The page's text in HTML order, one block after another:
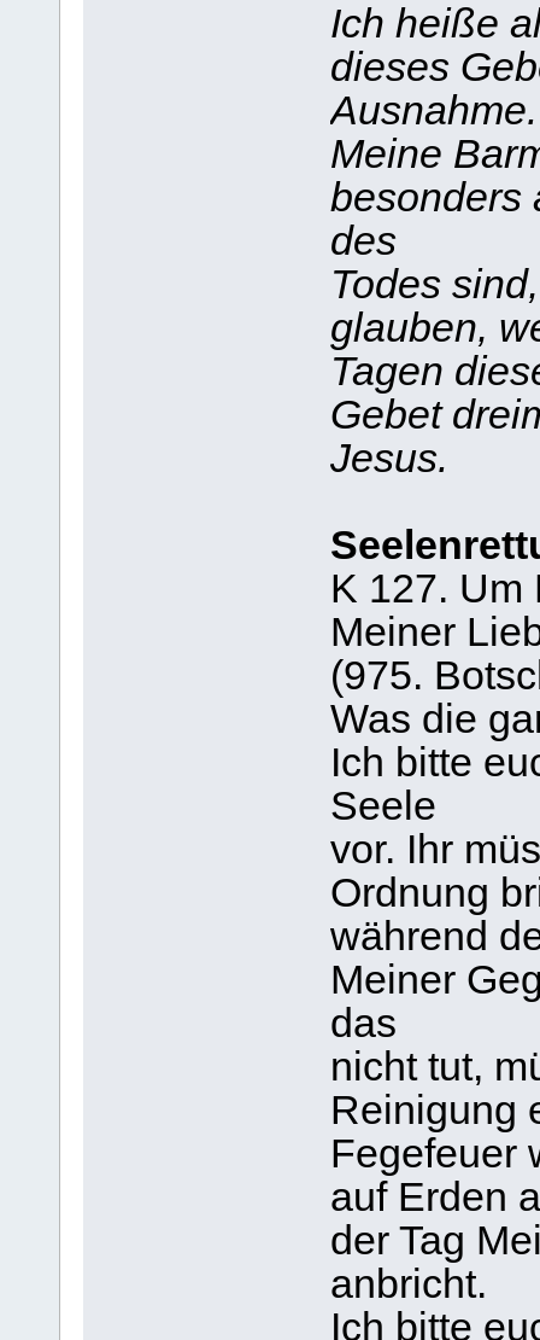
Ich heiße
dieses
Ausnahme.
Meine
besonders
des
Todes
glauben,
Tagen
Gebet
Jesus.
K 127. Um
Meiner
(975.
Was die
Ich bitte
Seele
vor. Ihr
Ordnung
während
Meiner
das
nicht tut,
Reinigung
Fegefeuer
auf Erden
der Tag
anbricht.
Ich bitte